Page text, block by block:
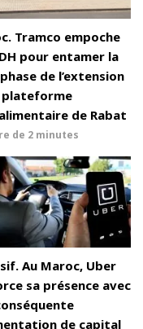
Tramco empoche
pour entamer la
de l’extension
plateforme
de Rabat
de 2 minutes
Au Maroc, Uber
sa présence avec
de capital